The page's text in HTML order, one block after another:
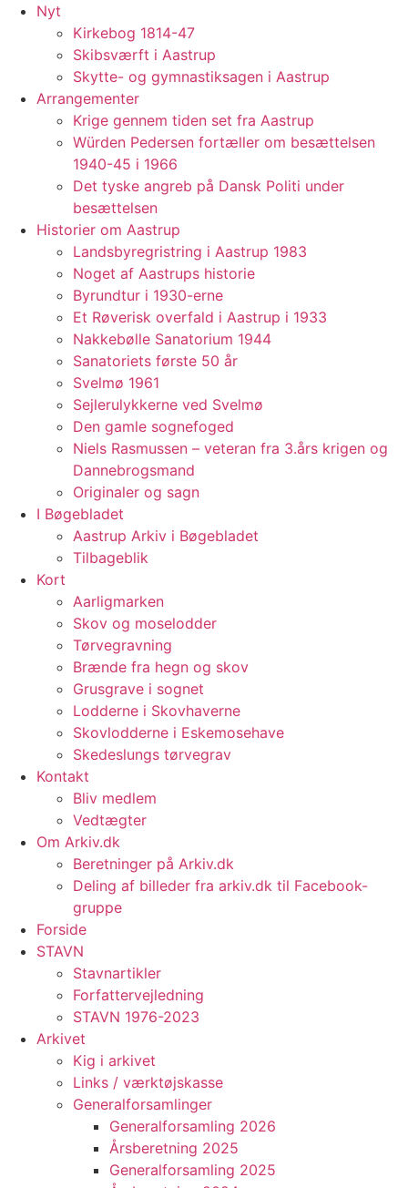
Nyt
Kirkebog 1814-47
Skibsværft i Aastrup
Skytte- og gymnastiksagen i Aastrup
Arrangementer
Krige gennem tiden set fra Aastrup
Würden Pedersen fortæller om besættelsen
1940-45 i 1966
Det tyske angreb på Dansk Politi under
besættelsen
Historier om Aastrup
Landsbyregristring i Aastrup 1983
Noget af Aastrups historie
Byrundtur i 1930-erne
Et Røverisk overfald i Aastrup i 1933
Nakkebølle Sanatorium 1944
Sanatoriets første 50 år
Svelmø 1961
Sejlerulykkerne ved Svelmø
Den gamle sognefoged
Niels Rasmussen – veteran fra 3.års krigen og
Dannebrogsmand
Originaler og sagn
I Bøgebladet
Aastrup Arkiv i Bøgebladet
Tilbageblik
Kort
Aarligmarken
Skov og moselodder
Tørvegravning
Brænde fra hegn og skov
Grusgrave i sognet
Lodderne i Skovhaverne
Skovlodderne i Eskemosehave
Skedeslungs tørvegrav
Kontakt
Bliv medlem
Vedtægter
Om Arkiv.dk
Beretninger på Arkiv.dk
Deling af billeder fra arkiv.dk til Facebook-
gruppe
Forside
STAVN
Stavnartikler
Forfattervejledning
STAVN 1976-2023
Arkivet
Kig i arkivet
Links / værktøjskasse
Generalforsamlinger
Generalforsamling 2026
Årsberetning 2025
Generalforsamling 2025